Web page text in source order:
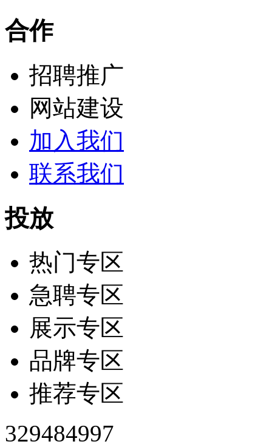
合作
招聘推广
网站建设
加入我们
联系我们
投放
热门专区
急聘专区
展示专区
品牌专区
推荐专区
329484997